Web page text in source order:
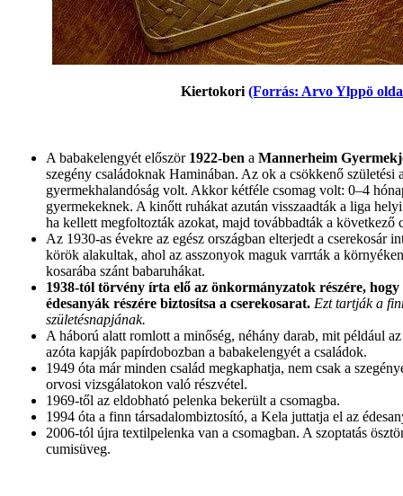
Kiertokori (Forrás: Arvo Ylppö
A babakelengyét először 1922-ben a Mannerheim
szegény családoknak Haminában. Az ok a csökkenő születési
gyermekhalandóság volt. Akkor kétféle csomag volt: 0–4
gyermekeknek. A kinőtt ruhákat azután visszaadták a liga
ha kellett megfoltozták azokat, majd továbbadták a következő
Az 1930-as évekre az egész országban elterjedt a cserekosár
körök alakultak, ahol az asszonyok maguk varrták a
kosarába szánt babaruhákat.
1938-tól törvény írta elő az önkormányzatok részére, hogy
édesanyák részére biztosítsa a cserekosarat. Ezt tartják a
születésnapjának.
A háború alatt romlott a minőség, néhány darab, mit például
azóta kapják papírdobozban a babakelengyét a családok.
1949 óta már minden család megkaphatja, nem csak a
orvosi vizsgálatokon való részvétel.
1969-től az eldobható pelenka bekerült a csomagba.
1994 óta a finn társadalombiztosító, a Kela juttatja el az
2006-tól újra textilpelenka van a csomagban. A szoptatás
cumisüveg.